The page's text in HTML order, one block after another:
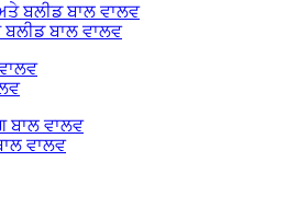
ਬਾਲ ਵਾਲਵ
ਵਾਲਵ